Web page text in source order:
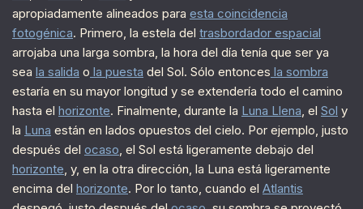
apropiadamente alineados para esta coincidencia
fotogénica. Primero, la estela del trasbordador espacial
arrojaba una larga sombra, la hora del día tenía que ser ya
sea la salida o la puesta del Sol. Sólo entonces la sombra
estaría en su mayor longitud y se extendería todo el camino
hasta el horizonte. Finalmente, durante la Luna Llena, el Sol y
la Luna están en lados opuestos del cielo. Por ejemplo, justo
después del ocaso, el Sol está ligeramente debajo del
horizonte, y, en la otra dirección, la Luna está ligeramente
encima del horizonte. Por lo tanto, cuando el Atlantis